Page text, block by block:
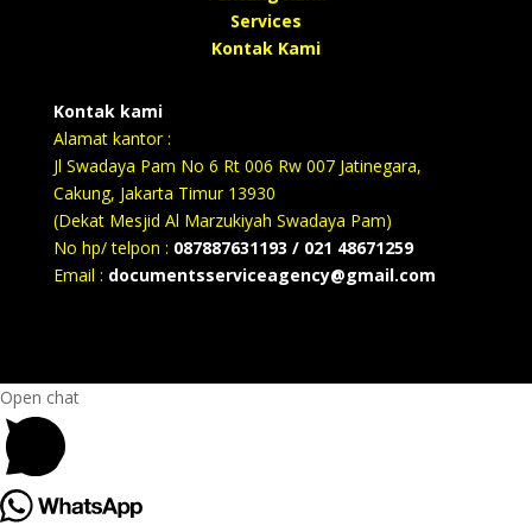
Services
Kontak Kami
Kontak kami
Alamat kantor :
Jl Swadaya Pam No 6 Rt 006 Rw 007 Jatinegara,
Cakung, Jakarta Timur 13930
(Dekat Mesjid Al Marzukiyah Swadaya Pam)
No hp/ telpon : 087887631193 / 021 48671259
Email : documentsserviceagency@gmail.com
Open chat